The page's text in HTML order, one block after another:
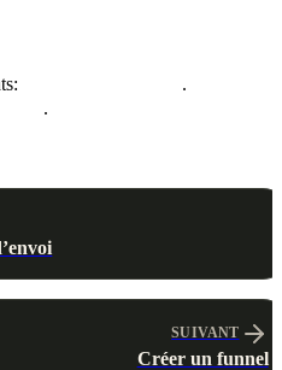
.
.
SUIVANT
Créer un funnel